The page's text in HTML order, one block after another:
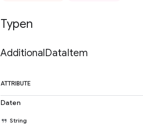
Typen
AdditionalDataItem
ATTRIBUTE
Daten
String